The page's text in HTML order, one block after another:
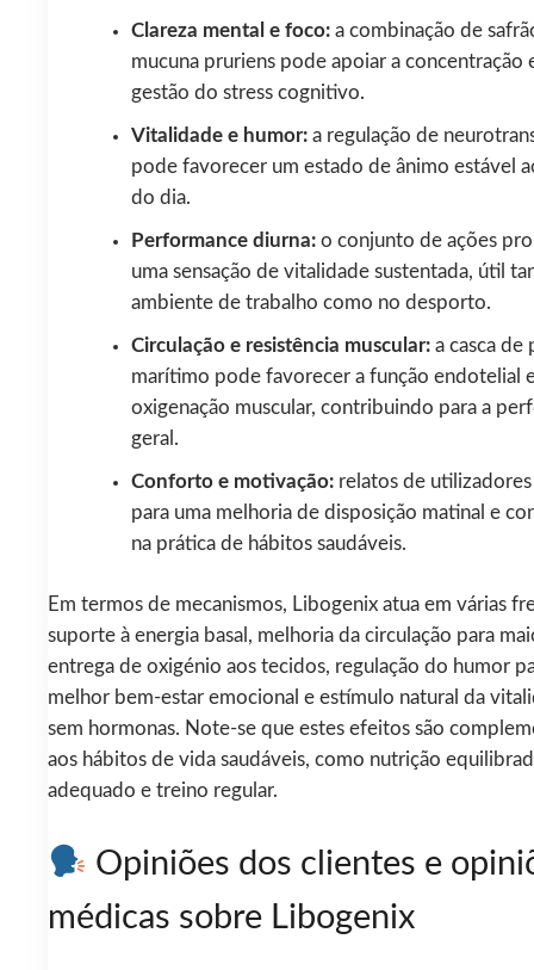
Clareza mental e foco:a combinação de
mucuna pruriens pode apoiar a concentração
gestão do stress cognitivo.
Vitalidade e humor:a regulação de
pode favorecer um estado de ânimo estável
do dia.
Performance diurna:o conjunto de ações
uma sensação de vitalidade sustentada, útil
ambiente de trabalho como no desporto.
Circulação e resistência muscular:a casca de
marítimo pode favorecer a função endotelial
oxigenação muscular, contribuindo para a
geral.
Conforto e motivação:relatos de utilizadores
para uma melhoria de disposição matinal e
na prática de hábitos saudáveis.
Em termos de mecanismos, Libogenix atua em várias
suporte à energia basal, melhoria da circulação para
entrega de oxigénio aos tecidos, regulação do humor
melhor bem-estar emocional e estímulo natural da
sem hormonas. Note-se que estes efeitos são
aos hábitos de vida saudáveis, como nutrição
adequado e treino regular.
Opiniões dos clientes e
médicas sobre Libogenix